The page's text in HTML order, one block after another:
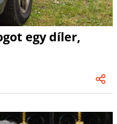
egy díler,